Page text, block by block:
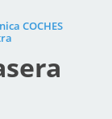
COCHES